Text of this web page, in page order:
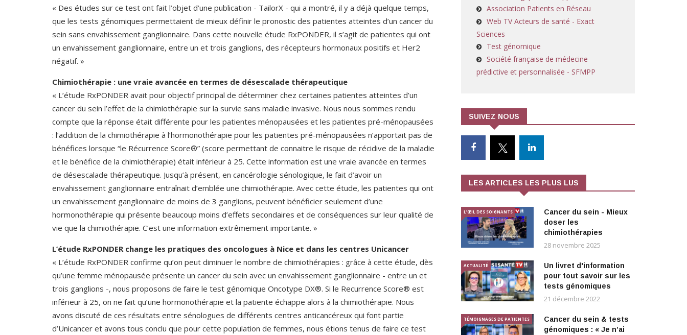
« Des études sur ce test ont fait l’objet d’une publication - TailorX - qui a montré, il y a déjà quelque temps,
que les tests génomiques permettaient de mieux définir le pronostic des patientes atteintes d’un cancer du
sein sans envahissement ganglionnaire. Dans cette nouvelle étude RxPONDER, il s’agit de patientes qui ont
un envahissement ganglionnaire, entre un et trois ganglions, des récepteurs hormonaux positifs et Her2
négatif. »
Chimiothérapie : une vraie avancée en termes de désescalade thérapeutique
« L’étude RxPONDER avait pour objectif principal de déterminer chez certaines patientes atteintes d’un
cancer du sein l’effet de la chimiothérapie sur la survie sans maladie invasive. Nous nous sommes rendu
compte que la réponse était différente pour les patientes ménopausées et les patientes pré-ménopausées
: l’addition de la chimiothérapie à l’hormonothérapie pour les patientes pré-ménopausées n’apportait pas de
bénéfices lorsque “le Récurrence Score®” (score permettant de connaitre le risque de récidive de la maladie
et le bénéfice de la chimiothérapie) était inférieur à 25. Cette information est une vraie avancée en termes
de désescalade thérapeutique. Jusqu’à présent, en cancérologie sénologique, le fait d’avoir un
envahissement ganglionnaire entraînait d’emblée une chimiothérapie. Avec cette étude, les patientes qui ont
un envahissement ganglionnaire de moins de 3 ganglions, peuvent bénéficier seulement d’une
hormonothérapie qui présente beaucoup moins d’effets secondaires et de conséquences sur leur qualité de
vie que la chimiothérapie. C’est une information extrêmement importante. »
L’étude RxPONDER change les pratiques des oncologues à Nice et dans les centres Unicancer
« L’étude RxPONDER confirme qu’on peut diminuer le nombre de chimiothérapies : grâce à cette étude, dès
qu’une femme ménopausée présente un cancer du sein avec un envahissement ganglionnaire - entre un et
trois ganglions -, nous proposons de faire le test génomique Oncotype DX®. Si le Recurrence Score® est
inférieur à 25, on ne fait qu’une hormonothérapie et la patiente échappe alors à la chimiothérapie. Nous
avons discuté de ces résultats entre sénologues de différents centres anticancéreux qui font partie
d’Unicancer et avons tous conclu que pour cette population de femmes, nous étions tenus de faire ce test
Association Patients en Réseau
Web TV Acteurs de santé - Exact
Sciences
Test génomique
Société française de médecine
prédictive et personnalisée - SFMPP
SUIVEZ NOUS
LES ARTICLES LES PLUS LUS
L’ŒIL DES SOIGNANTS
Cancer du sein - Mieux
doser les
chimiothérapies
28 novembre 2025
ACTUALITÉ
Un livret d'information
pour tout savoir sur les
tests génomiques
21 décembre 2022
TÉMOIGNAGES DE PATIENTES
Cancer du sein & tests
génomiques : « Je n’ai